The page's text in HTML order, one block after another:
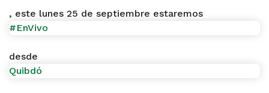
, este lunes 25 de septiembre estaremos
#EnVivo
desde
Quibdó